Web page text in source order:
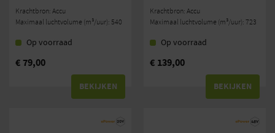
Krachtbron: Accu
Maximaal luchtvolume (m³/uur): 540
Op voorraad
€ 79,00
BEKIJKEN
Krachtbron: Accu
Maximaal luchtvolume (m³/uur): 723
Op voorraad
€ 139,00
BEKIJKEN